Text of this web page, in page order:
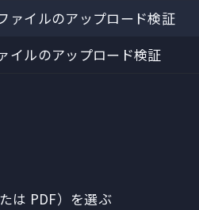
ァイルのアップロード検証
イルのアップロード検証
は PDF）を選ぶ